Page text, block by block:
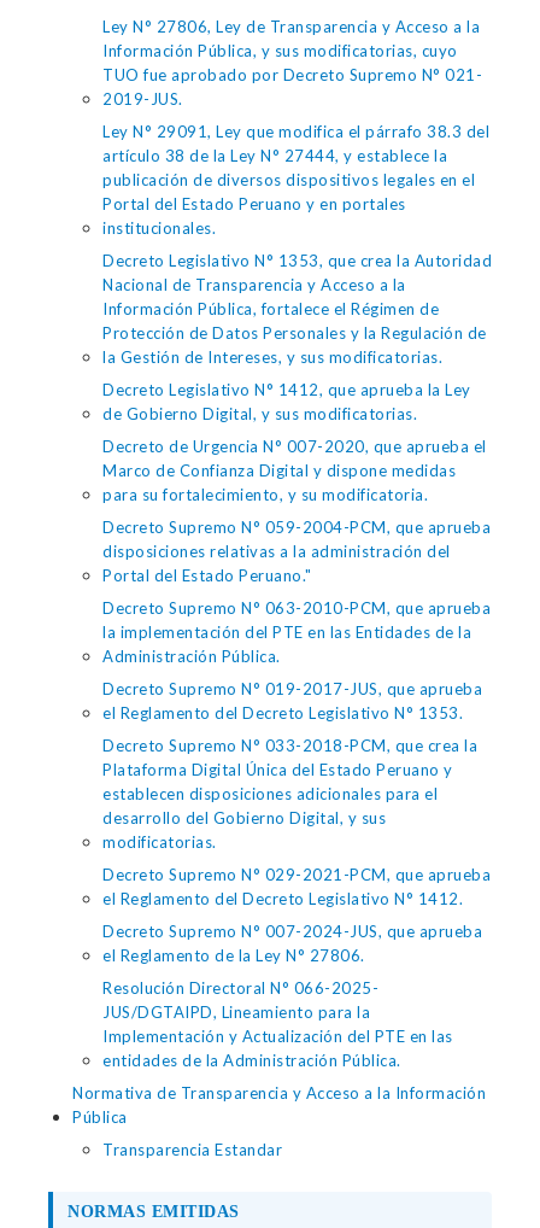
Ley N° 27806, Ley de Transparencia y Acceso a la
Información Pública, y sus modificatorias, cuyo
TUO fue aprobado por Decreto Supremo N° 021-
2019-JUS.
Ley N° 29091, Ley que modifica el párrafo 38.3 del
artículo 38 de la Ley N° 27444, y establece la
publicación de diversos dispositivos legales en el
Portal del Estado Peruano y en portales
institucionales.
Decreto Legislativo N° 1353, que crea la Autoridad
Nacional de Transparencia y Acceso a la
Información Pública, fortalece el Régimen de
Protección de Datos Personales y la Regulación de
la Gestión de Intereses, y sus modificatorias.
Decreto Legislativo N° 1412, que aprueba la Ley
de Gobierno Digital, y sus modificatorias.
Decreto de Urgencia N° 007-2020, que aprueba el
Marco de Confianza Digital y dispone medidas
para su fortalecimiento, y su modificatoria.
Decreto Supremo N° 059-2004-PCM, que aprueba
disposiciones relativas a la administración del
Portal del Estado Peruano."
Decreto Supremo N° 063-2010-PCM, que aprueba
la implementación del PTE en las Entidades de la
Administración Pública.
Decreto Supremo N° 019-2017-JUS, que aprueba
el Reglamento del Decreto Legislativo N° 1353.
Decreto Supremo N° 033-2018-PCM, que crea la
Plataforma Digital Única del Estado Peruano y
establecen disposiciones adicionales para el
desarrollo del Gobierno Digital, y sus
modificatorias.
Decreto Supremo N° 029-2021-PCM, que aprueba
el Reglamento del Decreto Legislativo N° 1412.
Decreto Supremo N° 007-2024-JUS, que aprueba
el Reglamento de la Ley N° 27806.
Resolución Directoral N° 066-2025-
JUS/DGTAIPD, Lineamiento para la
Implementación y Actualización del PTE en las
entidades de la Administración Pública.
Normativa de Transparencia y Acceso a la Información
Pública
Transparencia Estandar
NORMAS EMITIDAS